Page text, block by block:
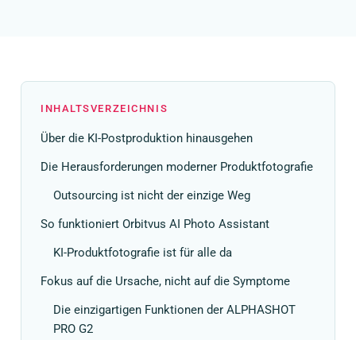
INHALTSVERZEICHNIS
Über die KI-Postproduktion hinausgehen
Die Herausforderungen moderner Produktfotografie
Outsourcing ist nicht der einzige Weg
So funktioniert Orbitvus AI Photo Assistant
KI-Produktfotografie ist für alle da
Fokus auf die Ursache, nicht auf die Symptome
Die einzigartigen Funktionen der ALPHASHOT
PRO G2